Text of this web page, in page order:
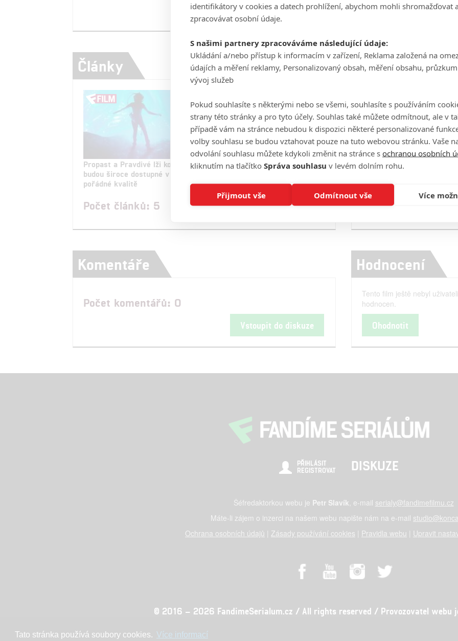
Tato stránka používá soubory cookies. Více informací
Celé obsazení
Články
Propast a Pravdivé lži konečně
budou široce dostupné v
pořádné kvalitě
Pravdivé lži: Seriálový remake
Schwarzeneggera
Počet článků: 5 Číst další
Videa
Počet videií: 0
Komentáře
Počet komentářů: 0
Vstoupit do diskuze
Hodnocení
Tento film ještě nebyl uživateli
hodnocen.
Ohodnotit
PŘIHLÁSIT
REGISTROVAT
DISKUZE
Šéfredaktorkou webu je Petr Slavík, e-mail serialy@fandimefilmu.cz
Máte-li zájem o inzerci na našem webu napište nám na e-mail
Ochrana osobních údajů
Zásady používání cookies Pravidla webu Upravit
© 2016 – 2026 FandimeSerialum.cz / All rights reserved / Provozovatel webu
identifikátory v cookies a datech prohlížení, abychom mohli shromažďovat
zpracovávat osobní údaje.
S našimi partnery zpracováváme následující údaje:
Ukládání a/nebo přístup k informacím v zařízení, Reklama založená na
údajích a měření reklamy, Personalizovaný obsah, měření obsahu,
vývoj služeb
Pokud souhlasíte s některými nebo se všemi, souhlasíte s používáním
strany této stránky a pro tyto účely. Souhlas také můžete odmítnout, ale v
případě vám na stránce nebudou k dispozici některé personalizované
volby souhlasu se budou vztahovat pouze na tuto webovou stránku. Vaše
odvolání souhlasu můžete kdykoli změnit na stránce s ochranou osobních
kliknutím na tlačítko Správa souhlasu v levém dolním rohu.
Přijmout vše Odmítnout vše Více